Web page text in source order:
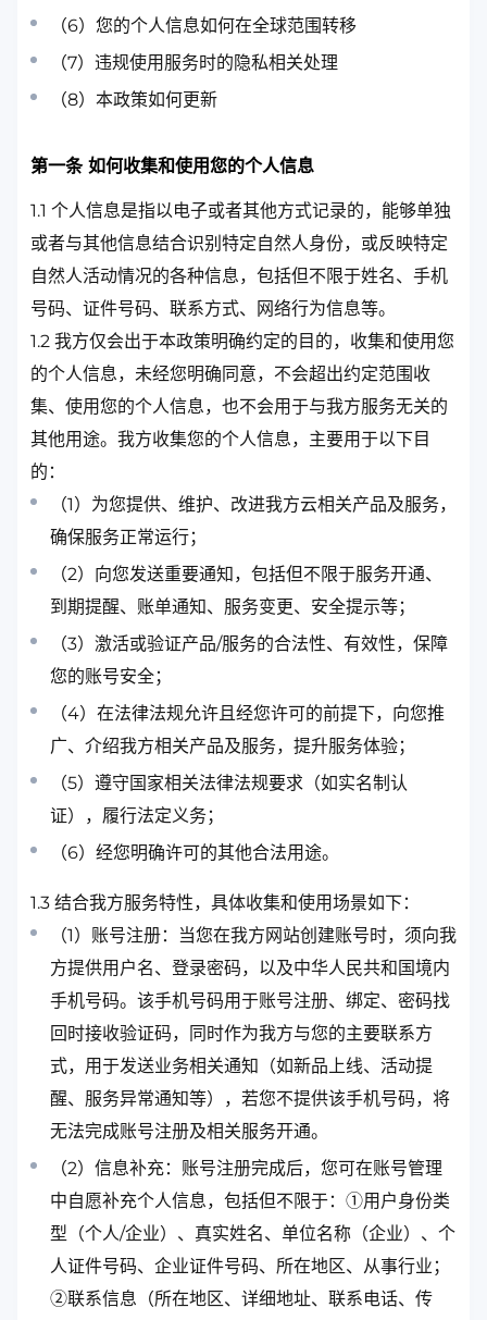
（6）您的个人信息如何在全球范围转移
（7）违规使用服务时的隐私相关处理
（8）本政策如何更新
第一条 如何收集和使用您的个人信息
1.1 个人信息是指以电子或者其他方式记录的，能够单独
或者与其他信息结合识别特定自然人身份，或反映特定
自然人活动情况的各种信息，包括但不限于姓名、手机
号码、证件号码、联系方式、网络行为信息等。
1.2 我方仅会出于本政策明确约定的目的，收集和使用您
的个人信息，未经您明确同意，不会超出约定范围收
集、使用您的个人信息，也不会用于与我方服务无关的
其他用途。我方收集您的个人信息，主要用于以下目
的：
（1）为您提供、维护、改进我方云相关产品及服务，
确保服务正常运行；
（2）向您发送重要通知，包括但不限于服务开通、
到期提醒、账单通知、服务变更、安全提示等；
（3）激活或验证产品/服务的合法性、有效性，保障
您的账号安全；
（4）在法律法规允许且经您许可的前提下，向您推
广、介绍我方相关产品及服务，提升服务体验；
（5）遵守国家相关法律法规要求（如实名制认
证），履行法定义务；
（6）经您明确许可的其他合法用途。
1.3 结合我方服务特性，具体收集和使用场景如下：
（1）账号注册：当您在我方网站创建账号时，须向我
方提供用户名、登录密码，以及中华人民共和国境内
手机号码。该手机号码用于账号注册、绑定、密码找
回时接收验证码，同时作为我方与您的主要联系方
式，用于发送业务相关通知（如新品上线、活动提
醒、服务异常通知等），若您不提供该手机号码，将
无法完成账号注册及相关服务开通。
（2）信息补充：账号注册完成后，您可在账号管理
中自愿补充个人信息，包括但不限于：①用户身份类
型（个人/企业）、真实姓名、单位名称（企业）、个
人证件号码、企业证件号码、所在地区、从事行业；
②联系信息（所在地区、详细地址、联系电话、传